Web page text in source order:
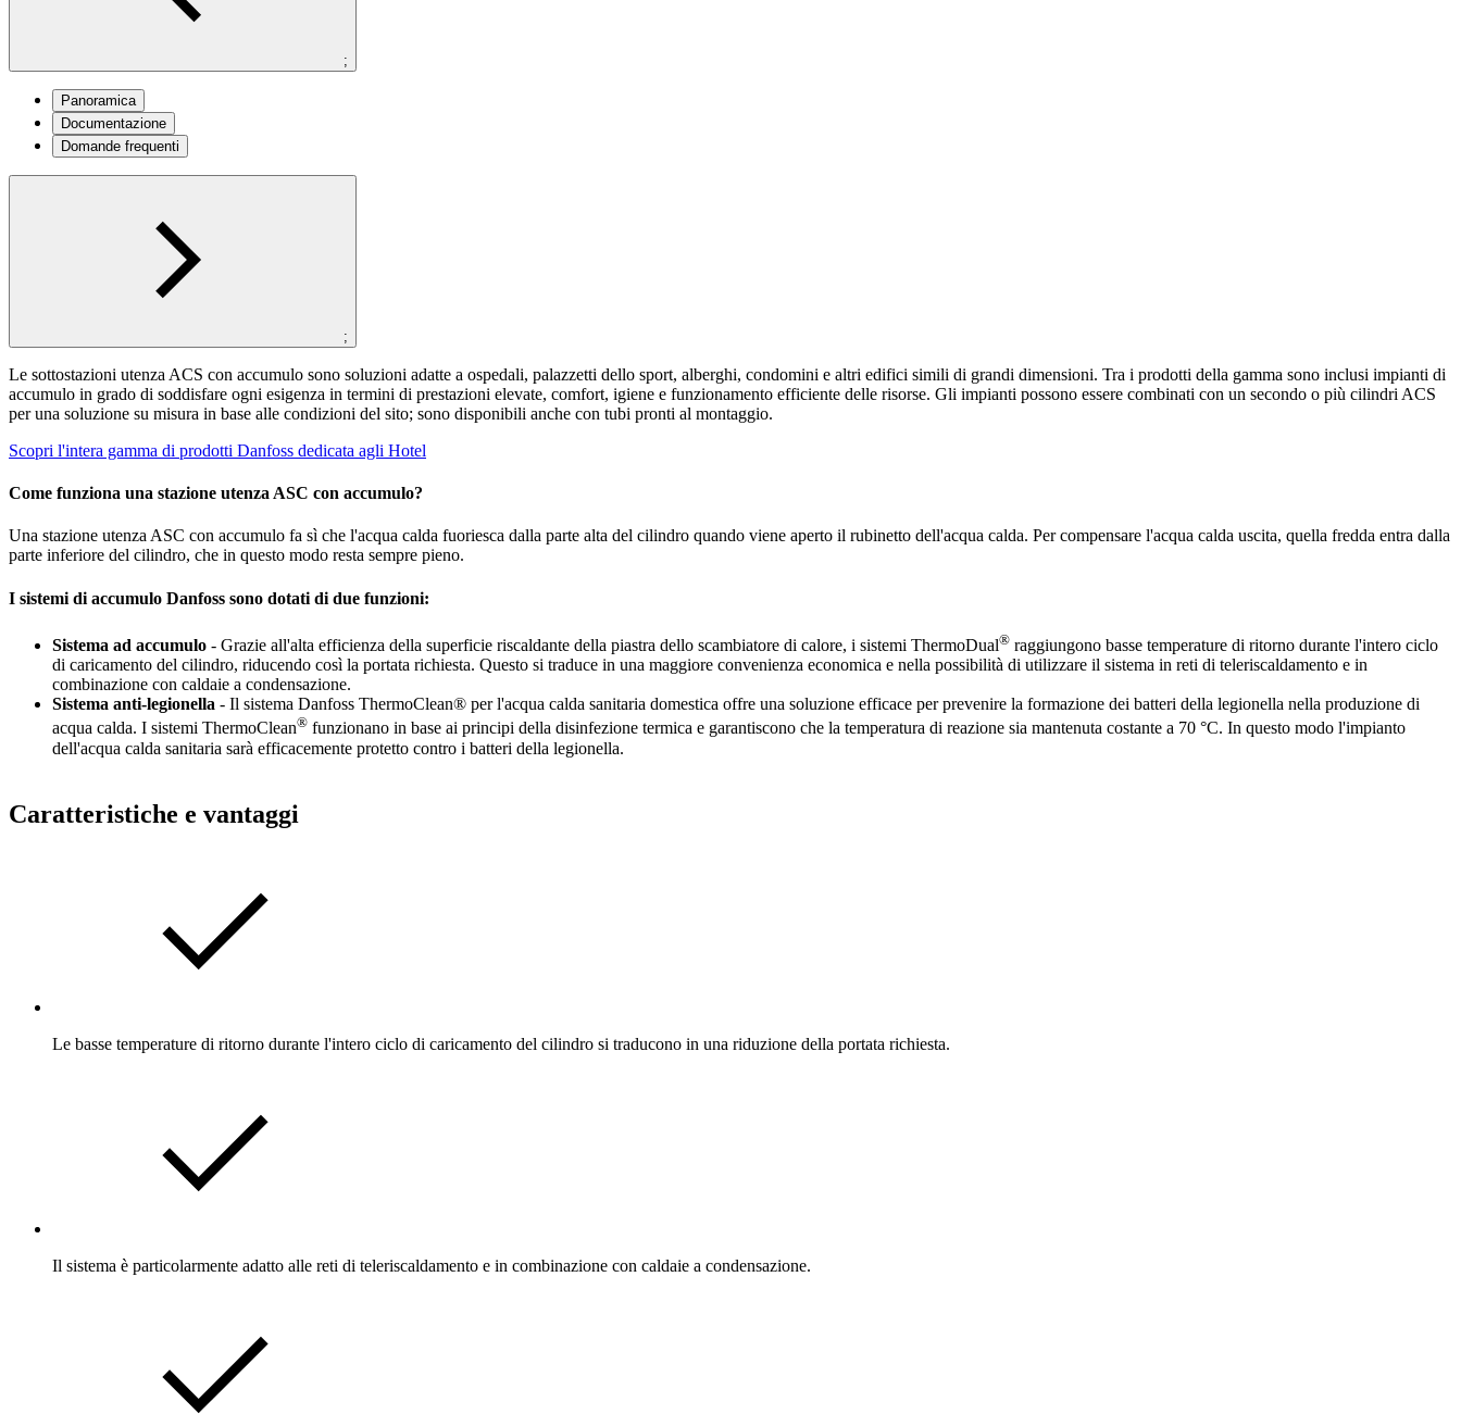
;
Panoramica
Documentazione
Domande frequenti
;
Le sottostazioni utenza ACS con accumulo sono soluzioni adatte a ospedali, palazzetti dello sport, alberghi, condomini e altri edifici simili di grandi dimensioni. Tra i prodotti della gamma sono inclusi impianti di
accumulo in grado di soddisfare ogni esigenza in termini di prestazioni elevate, comfort, igiene e funzionamento efficiente delle risorse. Gli impianti possono essere combinati con un secondo o più cilindri ACS
per una soluzione su misura in base alle condizioni del sito; sono disponibili anche con tubi pronti al montaggio.
Scopri l'intera gamma di prodotti Danfoss dedicata agli Hotel
Come funziona una stazione utenza ASC con accumulo?
Una stazione utenza ASC con accumulo fa sì che l'acqua calda fuoriesca dalla parte alta del cilindro quando viene aperto il rubinetto dell'acqua calda. Per compensare l'acqua calda uscita, quella fredda entra dalla
parte inferiore del cilindro, che in questo modo resta sempre pieno.
I sistemi di accumulo Danfoss sono dotati di due funzioni:
Sistema ad accumulo - Grazie all'alta efficienza della superficie riscaldante della piastra dello scambiatore di calore, i sistemi ThermoDual® raggiungono basse temperature di ritorno durante l'intero ciclo
di caricamento del cilindro, riducendo così la portata richiesta. Questo si traduce in una maggiore convenienza economica e nella possibilità di utilizzare il sistema in reti di teleriscaldamento e in
combinazione con caldaie a condensazione.
Sistema anti-legionella - Il sistema Danfoss ThermoClean® per l'acqua calda sanitaria domestica offre una soluzione efficace per prevenire la formazione dei batteri della legionella nella produzione di
acqua calda. I sistemi ThermoClean® funzionano in base ai principi della disinfezione termica e garantiscono che la temperatura di reazione sia mantenuta costante a 70 °C. In questo modo l'impianto
dell'acqua calda sanitaria sarà efficacemente protetto contro i batteri della legionella.
Caratteristiche e vantaggi
Le basse temperature di ritorno durante l'intero ciclo di caricamento del cilindro si traducono in una riduzione della portata richiesta.
Il sistema è particolarmente adatto alle reti di teleriscaldamento e in combinazione con caldaie a condensazione.